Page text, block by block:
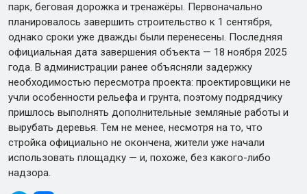
парк, беговая дорожка и тренажёры. Первоначально
планировалось завершить строительство к 1 сентября,
однако сроки уже дважды были перенесены. Последняя
официальная дата завершения объекта — 18 ноября 2025
года. В администрации ранее объясняли задержку
необходимостью пересмотра проекта: проектировщики не
учли особенности рельефа и грунта, поэтому подрядчику
пришлось выполнять дополнительные земляные работы и
вырубать деревья. Тем не менее, несмотря на то, что
стройка официально не окончена, жители уже начали
использовать площадку — и, похоже, без какого-либо
надзора.